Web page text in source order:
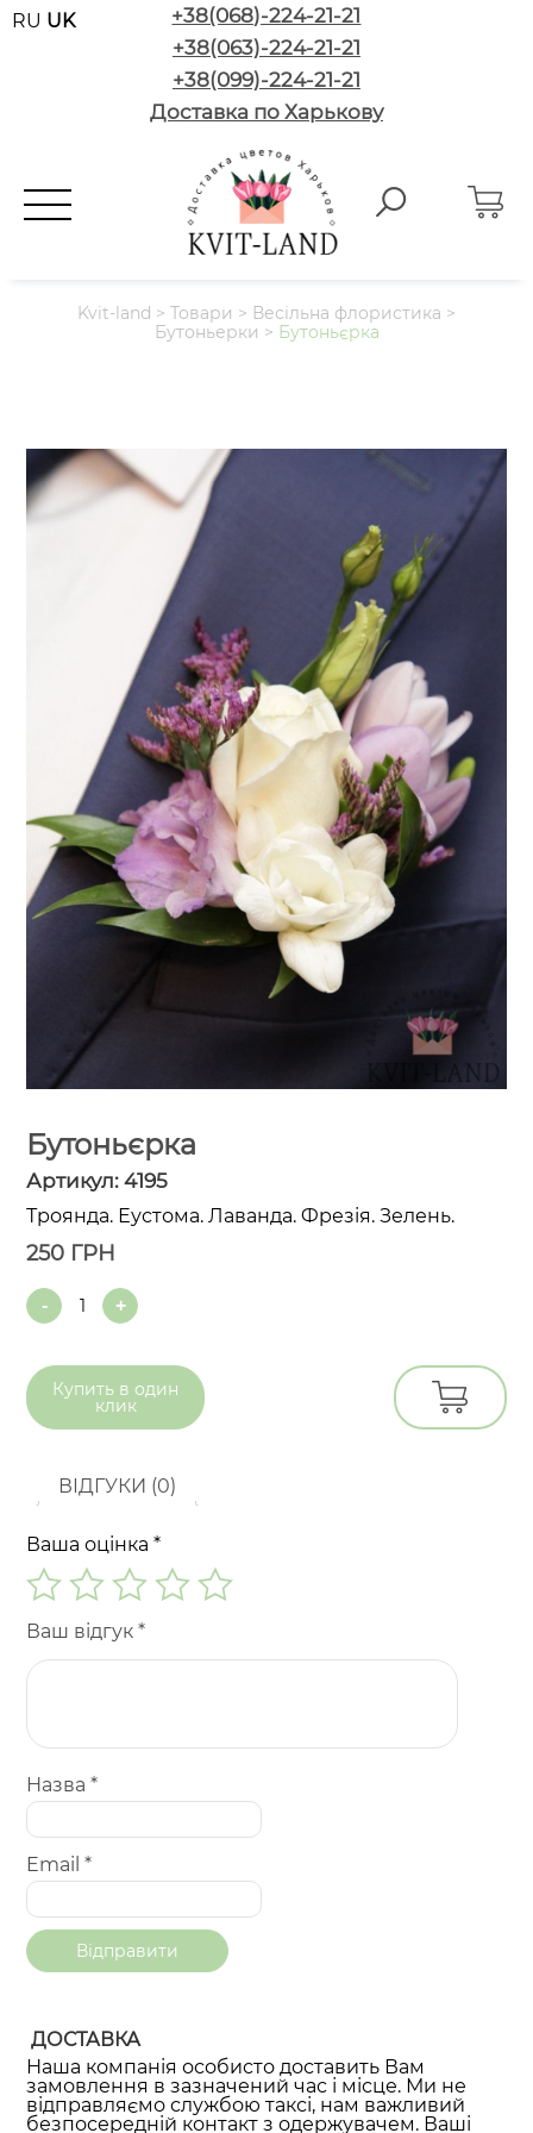
RU UK
+38(068)-224-21-21
+38(063)-224-21-21
+38(099)-224-21-21
Доставка по Харькову
Kvit-land > Товари > Весільна флористика >
Бутоньерки > Бутоньєрка
Бутоньєрка
Артикул:4195
Троянда. Еустома. Лаванда. Фрезія. Зелень.
250 ГРН
Quantity
Купить в один
клик
ВІДГУКИ (0)
Ваша оцінка*
Ваш відгук*
Назва*
Email*
ДОСТАВКА
Наша компанія особисто доставить Вам
замовлення в зазначений час і місце. Ми не
відправляємо службою таксі, нам важливий
безпосередній контакт з одержувачем. Ваші